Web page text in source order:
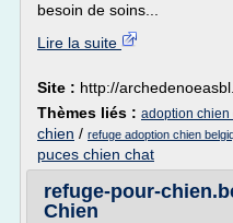
besoin de soins...
Lire la suite
Site : http://
Thèmes liés : adoption chien
chien / refuge adoption chien
puces chien chat
refuge-pour-
Chien